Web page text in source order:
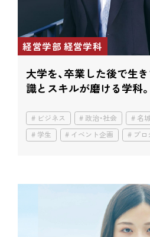
経営学部 経営学科
大学を、卒業した後で生き
識とスキルが磨ける学科。
ビジネス 政治・社会
名
学生
イベント企画 プ